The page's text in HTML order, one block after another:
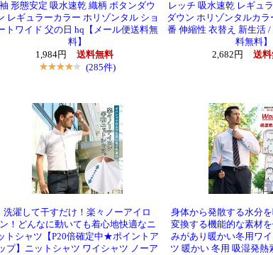
袖 形態安定 吸水速乾 織柄 ボタンダウ
レギュラーカラー ホリゾンタル ショ
トワイド 父の日 hq【メール便送料無
料】
1,984円
送料無料
(285件)
レッチ 吸水速乾 レギュ
ダウン ホリゾンタルカラ
番 伸縮性 衣替え 新生活
料無料】
2,682円
送
洗濯して干すだけ！楽々ノーアイロ
！どんなに動いても着心地快適なニ
トシャツ【P20倍確定中★ポイントア
プ】ニットシャツ ワイシャツ ノーア
身体から発散する水分
変換する機能的な素材
みがあり暖かい冬用ワ
ツ 暖かい 冬用 吸湿発熱